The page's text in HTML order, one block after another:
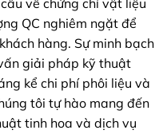
về chứng chỉ vật liệu
QC nghiêm ngặt để
hàng. Sự minh bạch
giải pháp kỹ thuật
kể chi phí phôi liệu và
tôi tự hào mang đến
tinh hoa và dịch vụ